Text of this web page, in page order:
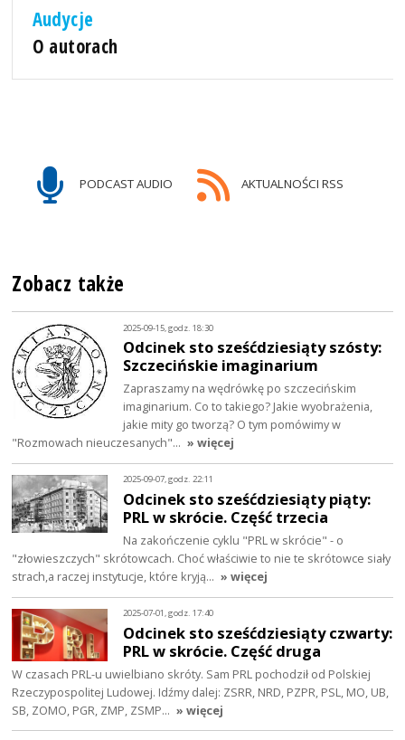
Audycje
O autorach
PODCAST AUDIO AKTUALNOŚCI RSS
Zobacz także
2025-09-15, godz. 18:30
Odcinek sto sześćdziesiąty szósty:
Szczecińskie imaginarium
Zapraszamy na wędrówkę po szczecińskim
imaginarium. Co to takiego? Jakie wyobrażenia,
jakie mity go tworzą? O tym pomówimy w
"Rozmowach nieuczesanych"… » więcej
2025-09-07, godz. 22:11
Odcinek sto sześćdziesiąty piąty:
PRL w skrócie. Część trzecia
Na zakończenie cyklu "PRL w skrócie" - o
"złowieszczych" skrótowcach. Choć właściwie to nie te skrótowce siały
strach,a raczej instytucje, które kryją… » więcej
2025-07-01, godz. 17:40
Odcinek sto sześćdziesiąty czwarty:
PRL w skrócie. Część druga
W czasach PRL-u uwielbiano skróty. Sam PRL pochodził od Polskiej
Rzeczypospolitej Ludowej. Idźmy dalej: ZSRR, NRD, PZPR, PSL, MO, UB,
SB, ZOMO, PGR, ZMP, ZSMP… » więcej